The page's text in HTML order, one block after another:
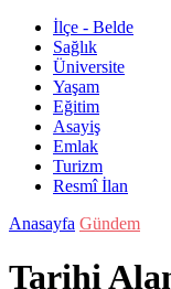
İlçe - Belde
Sağlık
Üniversite
Yaşam
Eğitim
Asayiş
Emlak
Turizm
Resmî İlan
Anasayfa Gündem
Tarihi